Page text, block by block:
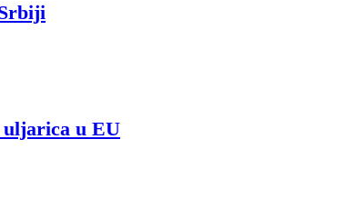
uljarica u EU